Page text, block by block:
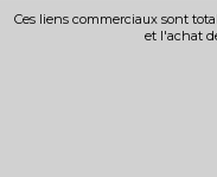
Ces liens commerciaux sont
et l'achat